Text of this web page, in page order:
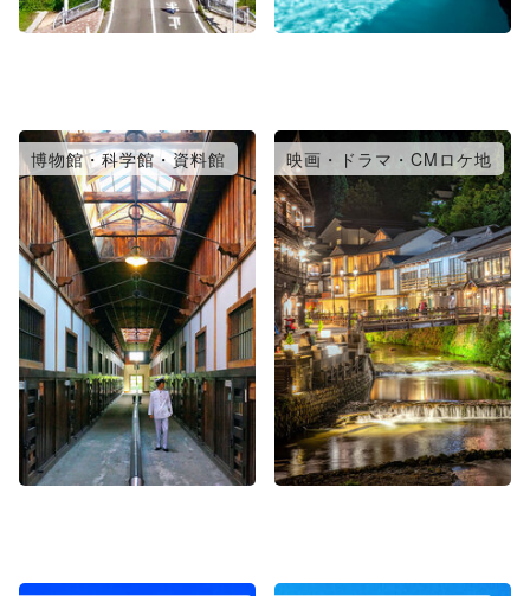
博物館・科学館・資料館 映画・ドラマ・CMロケ地